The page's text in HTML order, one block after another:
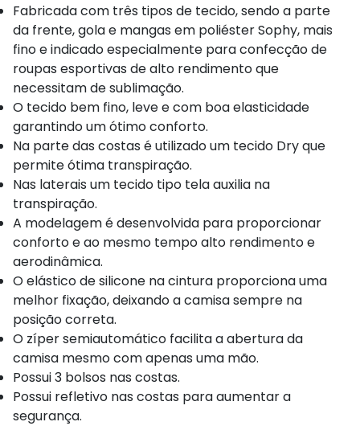
Fabricada com três tipos de tecido, sendo a parte
da frente, gola e mangas em poliéster Sophy, mais
fino e indicado especialmente para confecção de
roupas esportivas de alto rendimento que
necessitam de sublimação.
O tecido bem fino, leve e com boa elasticidade
garantindo um ótimo conforto.
Na parte das costas é utilizado um tecido Dry que
permite ótima transpiração.
Nas laterais um tecido tipo tela auxilia na
transpiração.
A modelagem é desenvolvida para proporcionar
conforto e ao mesmo tempo alto rendimento e
aerodinâmica.
O elástico de silicone na cintura proporciona uma
melhor fixação, deixando a camisa sempre na
posição correta.
O zíper semiautomático facilita a abertura da
camisa mesmo com apenas uma mão.
Possui 3 bolsos nas costas.
Possui refletivo nas costas para aumentar a
segurança.